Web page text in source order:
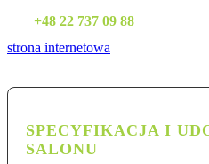
+48 22 737 09 88
strona internetowa
SPECYFIKACJA I
SALONU